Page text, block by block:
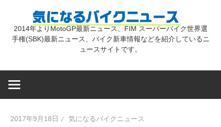
気
2014年よりMotoGP最新ニュース、FIM スーパーバイク世界選
手権(SBK)最新ニュース、バイク新車情報などを紹介しているニ
ュースサイトです。
2017年9月18日 気になるバイクニュース